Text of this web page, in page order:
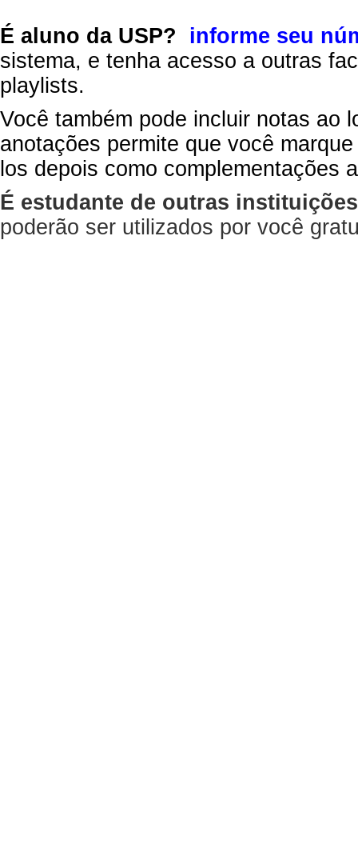
É aluno da USP?
informe seu
sistema, e tenha acesso a outras
playlists.
Você também pode incluir notas ao
anotações permite que você
los depois como complementações
É estudante de outras
poderão ser utilizados por você